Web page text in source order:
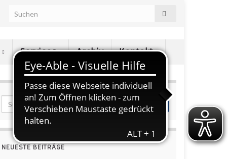
Services Archiv Kontakt
NEUESTE BEITRÄGE